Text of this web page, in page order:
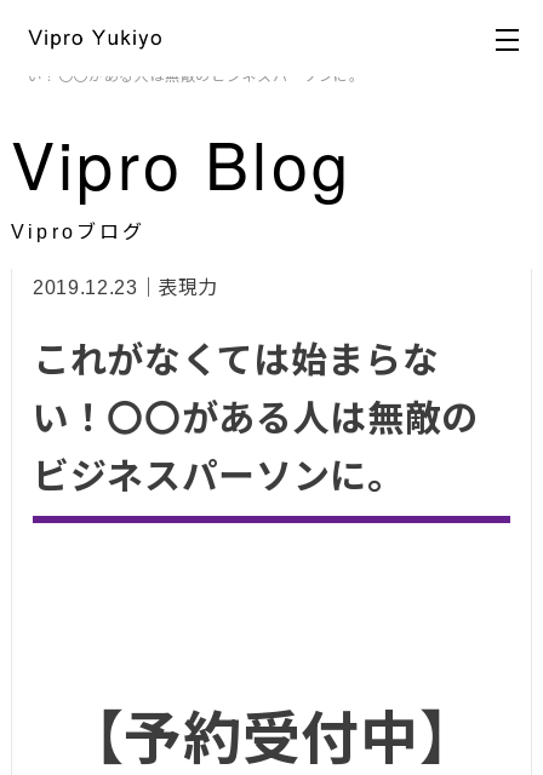
HOME> ブログ >ビジュアル戦略
> これがなくては始まらな
い！〇〇がある人は無敵のビジネスパーソンに。
Vipro Blog
Viproブログ
2019.12.23｜表現力
これがなくては始まらな
い！〇〇がある人は無敵の
ビジネスパーソンに。
【予約受付中】